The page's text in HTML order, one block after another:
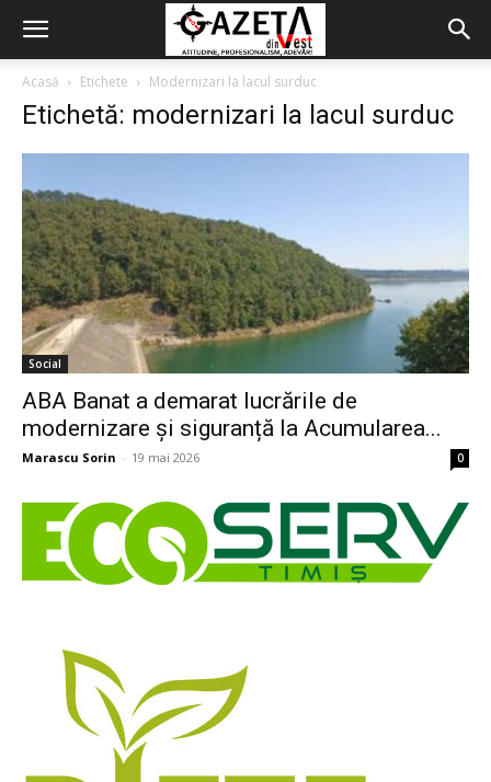
Acasă Etichete Modernizari la lacul surduc
Etichetă: modernizari la lacul surduc
Social
ABA Banat a demarat lucrările de
modernizare și siguranță la Acumularea...
Marascu Sorin - 19 mai 2026 0